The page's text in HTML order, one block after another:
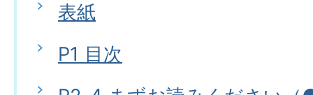
表紙
P1 目次